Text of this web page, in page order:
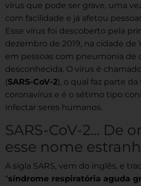
vírus que pode ser grave, uma
com facilidade e já afetou
Esse vírus foi descoberto pela
dezembro de 2019, na cidade de
em pessoas com pneumonia de
desconhecida. O vírus é chamado
(SARS-CoV-2), o qual faz parte da
coronavírus e é o sétimo tipo
infectar seres humanos.
SARS-CoV-2… De
esse nome
A sigla SARS, vem do inglês, e
“síndrome respiratória aguda